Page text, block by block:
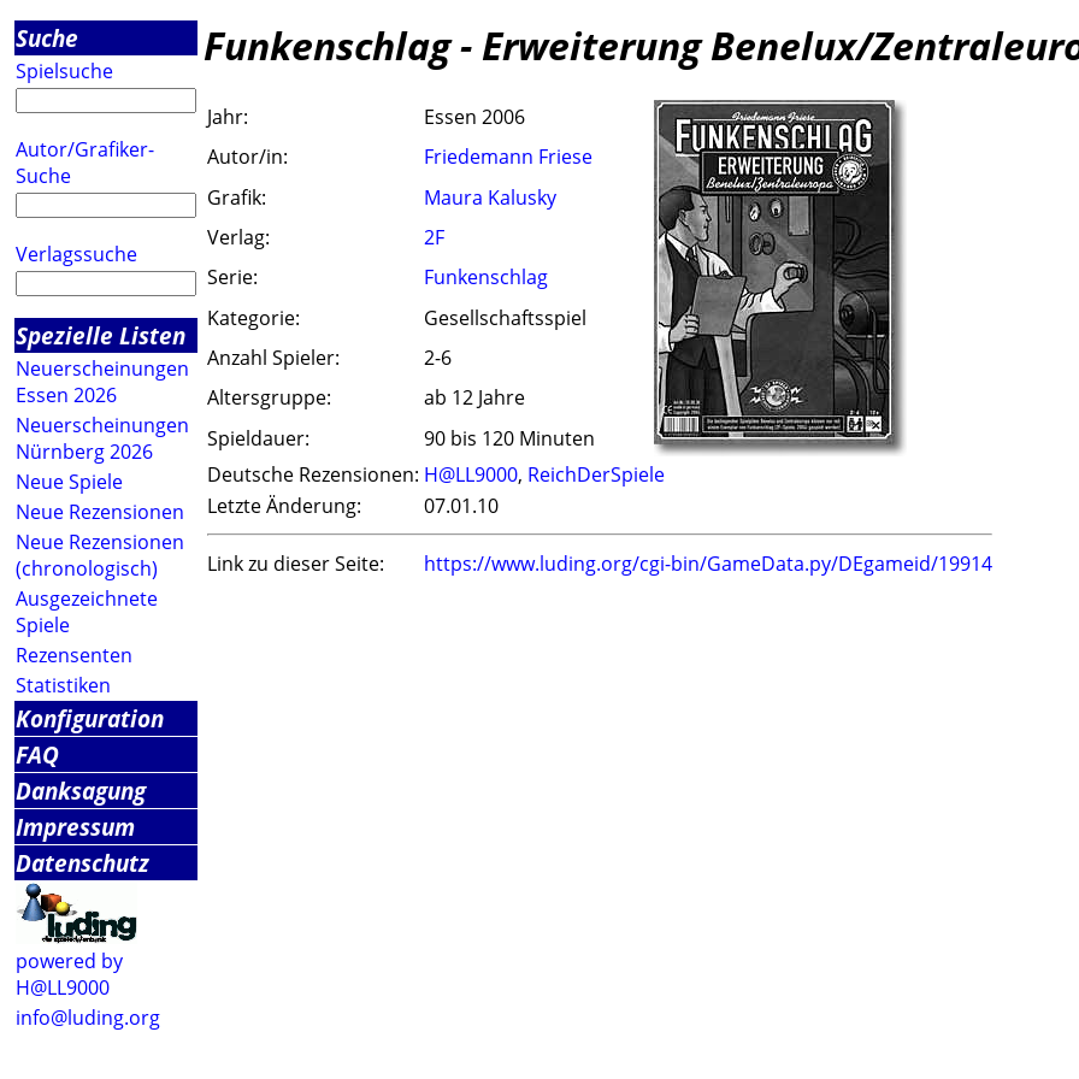
Suche
Spielsuche
Autor/Grafiker-
Suche
Verlagssuche
Spezielle Listen
Neuerscheinungen
Essen 2026
Neuerscheinungen
Nürnberg 2026
Neue Spiele
Neue Rezensionen
Neue Rezensionen
(chronologisch)
Ausgezeichnete
Spiele
Rezensenten
Statistiken
Konfiguration
FAQ
Danksagung
Impressum
Datenschutz
powered by
H@LL9000
info@luding.org
Funkenschlag - Erweiterung Benelux/
Jahr:
Essen 2006
Autor/in:
Friedemann Friese
Grafik:
Maura Kalusky
Verlag:
2F
Serie:
Funkenschlag
Kategorie:
Gesellschaftsspiel
Anzahl Spieler:
2-6
Altersgruppe:
ab 12 Jahre
Spieldauer:
90 bis 120 Minuten
Deutsche Rezensionen: H@LL9000, ReichDerSpiele
Letzte Änderung:
07.01.10
Link zu dieser Seite: https://www.luding.org/cgi-bin/GameData.py/DEgameid/19914